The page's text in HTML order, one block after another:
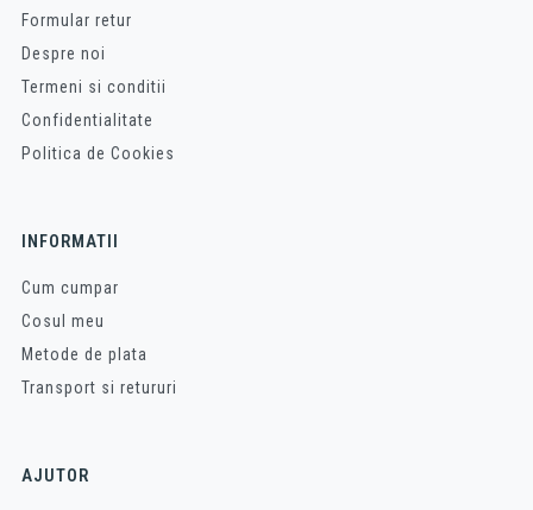
Formular retur
Despre noi
Termeni si conditii
Confidentialitate
Politica de Cookies
INFORMATII
Cum cumpar
Cosul meu
Metode de plata
Transport si retururi
AJUTOR